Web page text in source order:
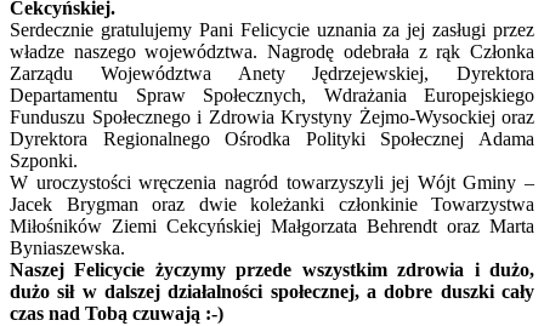
Cekcyńskiej.
Serdecznie gratulujemy Pani Felicycie uznania za jej zasługi przez
władze naszego województwa. Nagrodę odebrała z rąk Członka
Zarządu Województwa Anety Jędrzejewskiej, Dyrektora
Departamentu Spraw Społecznych, Wdrażania Europejskiego
Funduszu Społecznego i Zdrowia Krystyny Żejmo-Wysockiej oraz
Dyrektora Regionalnego Ośrodka Polityki Społecznej Adama
Szponki.
W uroczystości wręczenia nagród towarzyszyli jej Wójt Gminy –
Jacek Brygman oraz dwie koleżanki członkinie Towarzystwa
Miłośników Ziemi Cekcyńskiej Małgorzata Behrendt oraz Marta
Byniaszewska.
Naszej Felicycie życzymy przede wszystkim zdrowia i dużo,
dużo sił w dalszej działalności społecznej, a dobre duszki cały
czas nad Tobą czuwają :-)